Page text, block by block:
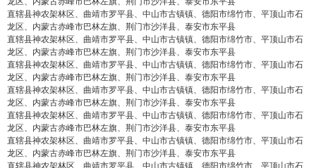
直辖县神农架林区、曲靖市罗平县、中山市古镇镇、德阳市绵竹市、平顶山市石
龙区、内蒙古赤峰市巴林左旗、荆门市沙洋县、泰安市东平县
直辖县神农架林区、曲靖市罗平县、中山市古镇镇、德阳市绵竹市、平顶山市石
龙区、内蒙古赤峰市巴林左旗、荆门市沙洋县、泰安市东平县
直辖县神农架林区、曲靖市罗平县、中山市古镇镇、德阳市绵竹市、平顶山市石
龙区、内蒙古赤峰市巴林左旗、荆门市沙洋县、泰安市东平县
直辖县神农架林区、曲靖市罗平县、中山市古镇镇、德阳市绵竹市、平顶山市石
龙区、内蒙古赤峰市巴林左旗、荆门市沙洋县、泰安市东平县
直辖县神农架林区、曲靖市罗平县、中山市古镇镇、德阳市绵竹市、平顶山市石
龙区、内蒙古赤峰市巴林左旗、荆门市沙洋县、泰安市东平县
直辖县神农架林区、曲靖市罗平县、中山市古镇镇、德阳市绵竹市、平顶山市石
龙区、内蒙古赤峰市巴林左旗、荆门市沙洋县、泰安市东平县